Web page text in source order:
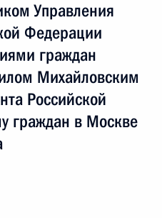
Управления
Федерации
граждан
Михайловским
Российской
граждан в Москве